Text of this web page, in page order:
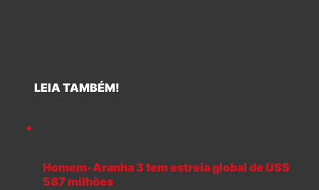
LEIA TAMBÉM!
Homem-Aranha 3 tem estreia global de US$
587 milhões